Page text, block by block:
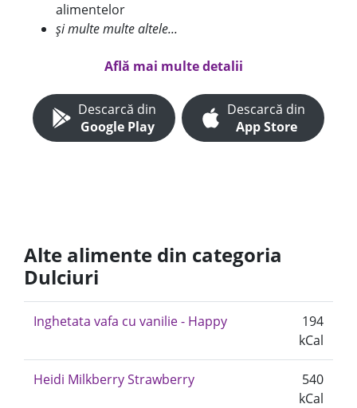
alimentelor
și multe multe altele...
Află mai multe detalii
Descarcă din
Google Play
Descarcă din
App Store
Alte alimente din categoria
Dulciuri
Inghetata vafa cu vanilie - Happy
194
kCal
Heidi Milkberry Strawberry
540
kCal